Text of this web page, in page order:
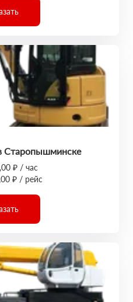
Старопышминске
₽ / час
₽ / рейс